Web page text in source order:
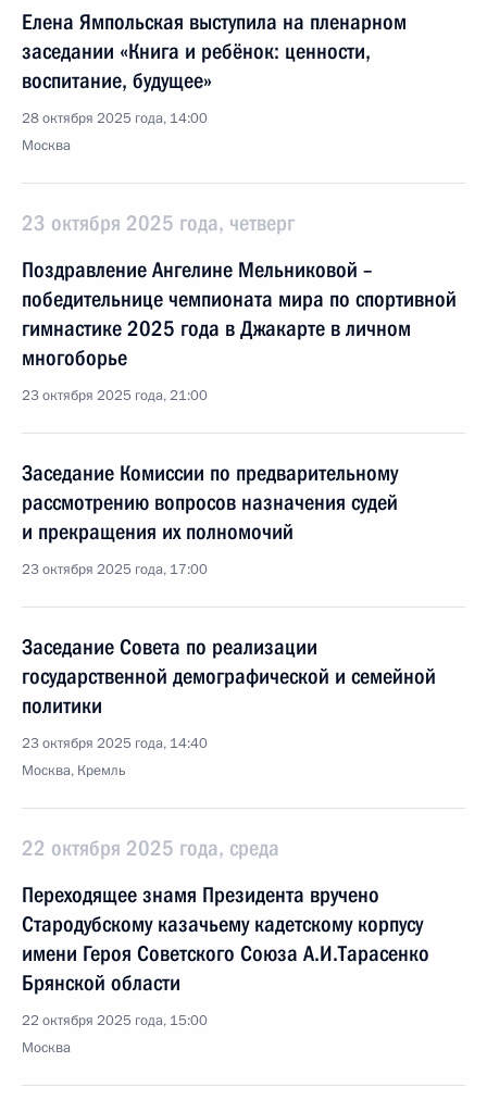
Елена Ямпольская выступила на пленарном
заседании «Книга и ребёнок: ценности,
воспитание, будущее»
28 октября 2025 года, 14:00
Москва
23 октября 2025 года, четверг
Поздравление Ангелине Мельниковой –
победительнице чемпионата мира по спортивной
гимнастике 2025 года в Джакарте в личном
многоборье
23 октября 2025 года, 21:00
Заседание Комиссии по предварительному
рассмотрению вопросов назначения судей
и прекращения их полномочий
23 октября 2025 года, 17:00
Заседание Совета по реализации
государственной демографической и семейной
политики
23 октября 2025 года, 14:40
Москва, Кремль
22 октября 2025 года, среда
Переходящее знамя Президента вручено
Стародубскому казачьему кадетскому корпусу
имени Героя Советского Союза А.И.Тарасенко
Брянской области
22 октября 2025 года, 15:00
Москва